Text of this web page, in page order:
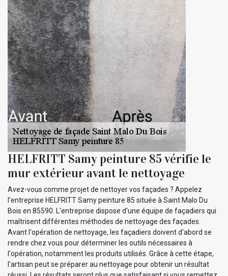
HELFRITT Samy peinture 85 vérifie le
mur extérieur avant le nettoyage
Avez-vous comme projet de nettoyer vos façades ? Appelez
l’entreprise HELFRITT Samy peinture 85 située à Saint Malo Du
Bois en 85590. L'entreprise dispose d'une équipe de façadiers qui
maîtrisent différentes méthodes de nettoyage des façades.
Avant l'opération de nettoyage, les façadiers doivent d'abord se
rendre chez vous pour déterminer les outils nécessaires à
l'opération, notamment les produits utilisés. Grâce à cette étape,
l'artisan peut se préparer au nettoyage pour obtenir un résultat